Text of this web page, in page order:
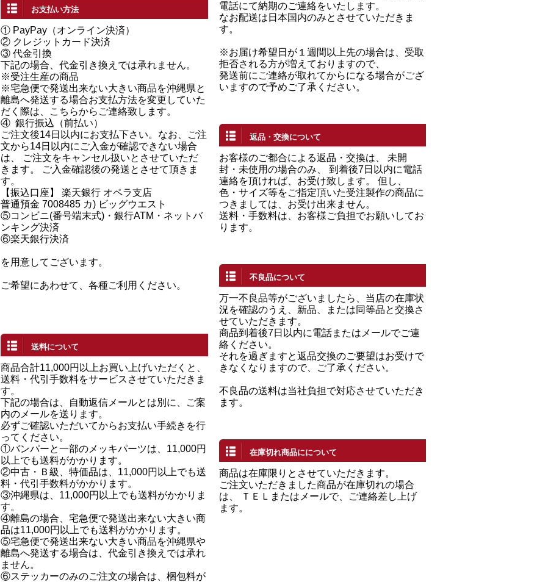
お支払い方法
① PayPay（オンライン決済）
② クレジットカード決済
③ 代金引換
下記の場合、代金引き換えでは承れません。
※受注生産の商品
※宅急便で発送出来ない大きい商品を沖縄県と
離島へ発送する場合お支払方法を変更していた
だく際は、こちらからご連絡致します。
④ 銀行振込（前払い）
ご注文後14日以内にお支払下さい。なお、ご注
文から14日以内にご入金が確認できない場合
は、 ご注文をキャンセル扱いとさせていただ
きます。 ご入金確認後の発送とさせて頂きま
す。
【振込口座】 楽天銀行 オペラ支店
普通預金 7008485 カ) ビッグウエスト
⑤コンビニ(番号端末式)・銀行ATM・ネットバ
ンキング決済
⑥楽天銀行決済
を用意してございます。
ご希望にあわせて、各種ご利用ください。
送料について
商品合計11,000円以上お買い上げいただくと、
送料・代引手数料をサービスさせていただきま
す。
下記の場合は、自動返信メールとは別に、ご案
内のメールを送ります。
必ずご確認いただいてからお支払い手続きを行
ってください。
①バンパーと一部のメッキパーツは、11,000円
以上でも送料がかかります。
②中古・Ｂ級、特価品は、11,000円以上でも送
料・代引手数料がかかります。
③沖縄県は、11,000円以上でも送料がかかりま
す。
④離島の場合、宅急便で発送出来ない大きい商
品は11,000円以上でも送料がかかります。
⑤宅急便で発送出来ない大きい商品を沖縄県や
離島へ発送する場合は、代金引き換えでは承れ
ません。
⑥ステッカーのみのご注文の場合は、梱包料が
電話にて納期のご連絡をいたします。
なお配送は日本国内のみとさせていただきま
す。
※お届け希望日が１週間以上先の場合は、受取
拒否される方が増えておりますので、
発送前にご連絡が取れてからになる場合がござ
いますので予めご了承ください。
返品・交換について
お客様のご都合による返品・交換は、 未開
封・未使用の場合のみ、 到着後7日以内に電話
連絡を頂ければ、お受け致します。 但し、
色・サイズ等をご指定頂いた受注製作の商品に
つきましては、お受け出来ません。
送料・手数料は、お客様ご負担でお願いしてお
ります。
不良品について
万一不良品等がございましたら、当店の在庫状
況を確認のうえ、新品、または同等品と交換さ
せていただきます。
商品到着後7日以内に電話またはメールでご連
絡ください。
それを過ぎますと返品交換のご要望はお受けで
きなくなりますので、ご了承ください。
不良品の送料は当社負担で対応させていただき
ます。
在庫切れ商品にについて
商品は在庫限りとさせていただきます。
ご注文いただきました商品が在庫切れの場合
は、 ＴＥＬまたはメールで、ご連絡差し上げ
ます。